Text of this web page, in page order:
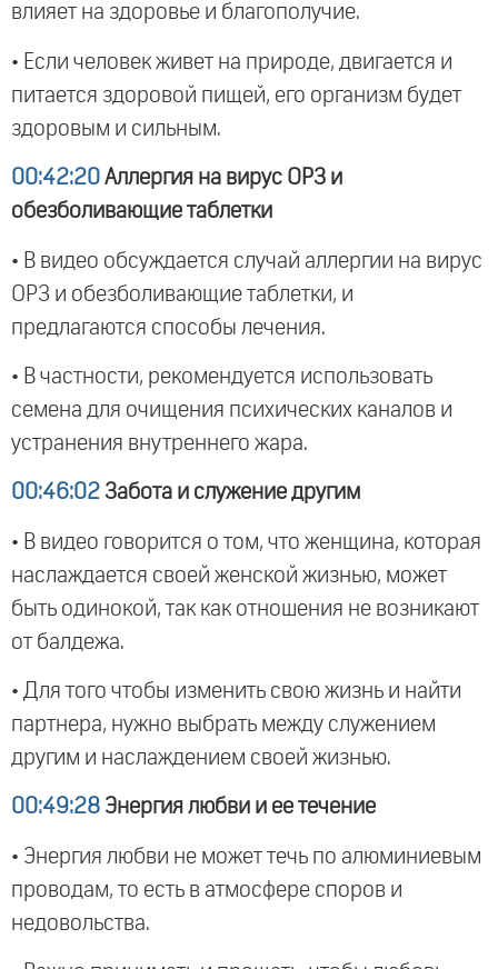
влияет на здоровье и благополучие.
• Если человек живет на природе, двигается и
питается здоровой пищей, его организм будет
здоровым и сильным.
00:42:20 Аллергия на вирус ОРЗ и
обезболивающие таблетки
• В видео обсуждается случай аллергии на вирус
ОРЗ и обезболивающие таблетки, и
предлагаются способы лечения.
• В частности, рекомендуется использовать
семена для очищения психических каналов и
устранения внутреннего жара.
00:46:02 Забота и служение другим
• В видео говорится о том, что женщина, которая
наслаждается своей женской жизнью, может
быть одинокой, так как отношения не возникают
от балдежа.
• Для того чтобы изменить свою жизнь и найти
партнера, нужно выбрать между служением
другим и наслаждением своей жизнью.
00:49:28 Энергия любви и ее течение
• Энергия любви не может течь по алюминиевым
проводам, то есть в атмосфере споров и
недовольства.